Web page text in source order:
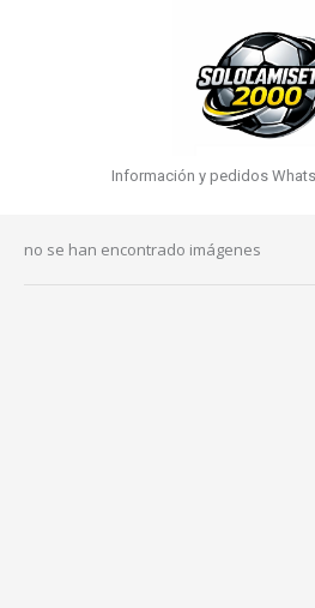
Información y pedidos
no se han encontrado imágenes